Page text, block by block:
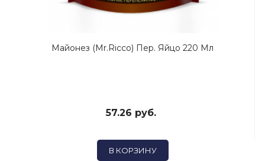
Майонез (Mr.Ricco) Пер. Яйцо 220 Мл
57.26 руб.
В КОРЗИНУ